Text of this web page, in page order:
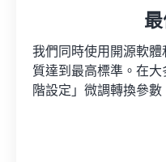
我們同時使用開源軟
質達到最高標準。在
階設定」微調轉換參